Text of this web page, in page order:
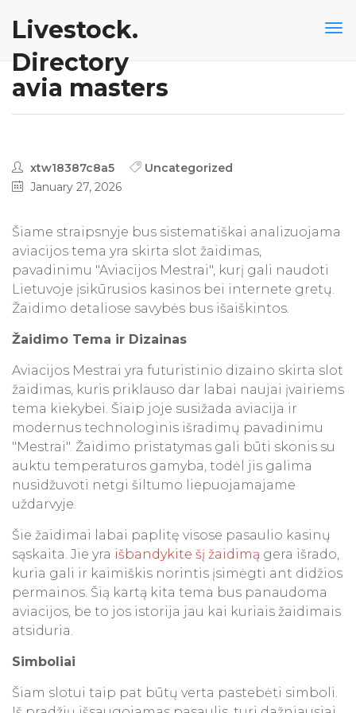
Livestock.
Directory
avia masters
xtw18387c8a5
Uncategorized
January 27, 2026
Šiame straipsnyje bus sistematiškai analizuojama
aviacijos tema yra skirta slot žaidimas,
pavadinimu "Aviacijos Mestrai", kurį gali naudoti
Lietuvoje įsikūrusios kasinos bei internete gretų.
Žaidimo detaliose savybės bus išaiškintos.
Žaidimo Tema ir Dizainas
Aviacijos Mestrai yra futuristinio dizaino skirta slot
žaidimas, kuris priklauso dar labai naujai įvairiems
tema kiekybei. Šiaip joje susižada aviacija ir
modernus technologinis išradimų pavadinimu
"Mestrai". Žaidimo pristatymas gali būti skonis su
auktu temperaturos gamyba, todėl jis galima
nusidžuvoti netgi šiltumo liepuojamajame
uždarvyje.
Šie žaidimai labai paplitę visose pasaulio kasinų
sąskaita. Jie yra išbandykite šį žaidimą gera išrado,
kuria gali ir kaimiškis norintis įsimėgti ant didžios
permainos. Šią kartą kita tema bus panaudoma
aviacijos, be to jos istorija jau kai kuriais žaidimais
atsiduria.
Simboliai
Šiam slotui taip pat būtų verta pastebėti simboli.